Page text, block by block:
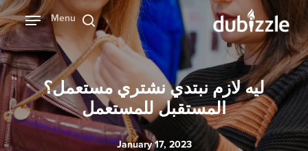
Skip
to
main
content
بحث
Menu
ليه لازم نبتدي نشتري مستعمل؟
المستقبل للمستعمل
January 17, 2023